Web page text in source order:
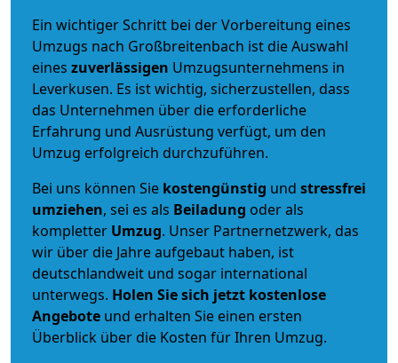
Ein wichtiger Schritt bei der Vorbereitung eines
Umzugs nach Großbreitenbach ist die Auswahl
eines zuverlässigen Umzugsunternehmens in
Leverkusen. Es ist wichtig, sicherzustellen, dass
das Unternehmen über die erforderliche
Erfahrung und Ausrüstung verfügt, um den
Umzug erfolgreich durchzuführen.
Bei uns können Sie kostengünstig und stressfrei
umziehen, sei es als Beiladung oder als
kompletter Umzug. Unser Partnernetzwerk, das
wir über die Jahre aufgebaut haben, ist
deutschlandweit und sogar international
unterwegs. Holen Sie sich jetzt kostenlose
Angebote und erhalten Sie einen ersten
Überblick über die Kosten für Ihren Umzug.